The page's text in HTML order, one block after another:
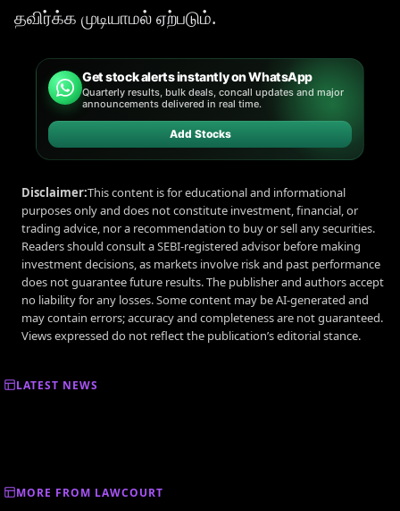
தவிர்க்க முடியாமல் ஏற்படும்.
Get stock alerts instantly on WhatsApp
Quarterly results, bulk deals, concall updates and major
announcements delivered in real time.
Add Stocks
Disclaimer:This content is for educational and informational
purposes only and does not constitute investment, financial, or
trading advice, nor a recommendation to buy or sell any securities.
Readers should consult a SEBI-registered advisor before making
investment decisions, as markets involve risk and past performance
does not guarantee future results. The publisher and authors accept
no liability for any losses. Some content may be AI-generated and
may contain errors; accuracy and completeness are not guaranteed.
Views expressed do not reflect the publication’s editorial stance.
LATEST NEWS
MORE FROM LAWCOURT